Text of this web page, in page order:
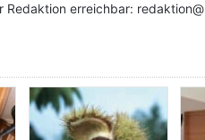
Redaktion erreichbar: